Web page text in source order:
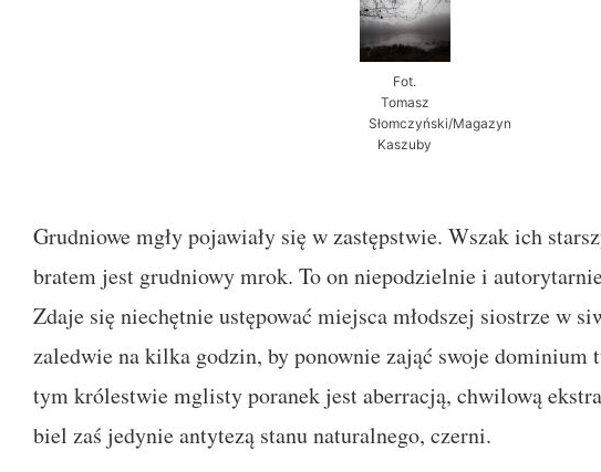
Fot.
Tomasz
Słomczyński/Magazyn
Kaszuby
Grudniowe mgły pojawiały się w zastępstwie. Wszak ich
bratem jest grudniowy mrok. To on niepodzielnie i
Zdaje się niechętnie ustępować miejsca młodszej siostrze w
zaledwie na kilka godzin, by ponownie zająć swoje dominium
tym królestwie mglisty poranek jest aberracją, chwilową
biel zaś jedynie antytezą stanu naturalnego, czerni.